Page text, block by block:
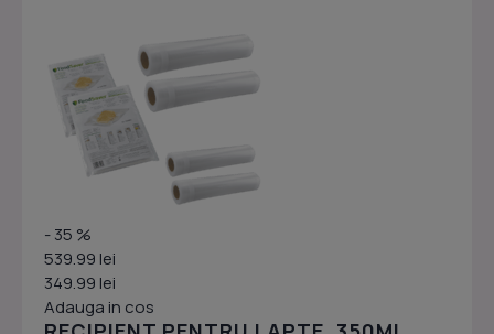
- 35 %
539.99 lei
349.99 lei
Adauga in cos